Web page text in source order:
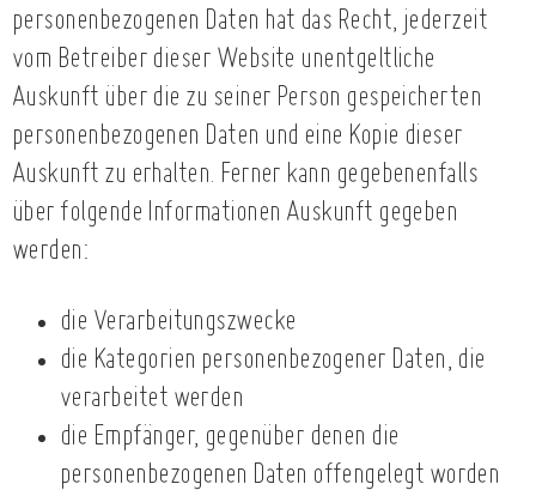
personenbezogenen Daten hat das Recht, jederzeit
vom Betreiber dieser Website unentgeltliche
Auskunft über die zu seiner Person gespeicherten
personenbezogenen Daten und eine Kopie dieser
Auskunft zu erhalten. Ferner kann gegebenenfalls
über folgende Informationen Auskunft gegeben
werden:
die Verarbeitungszwecke
die Kategorien personenbezogener Daten, die
verarbeitet werden
die Empfänger, gegenüber denen die
personenbezogenen Daten offengelegt worden